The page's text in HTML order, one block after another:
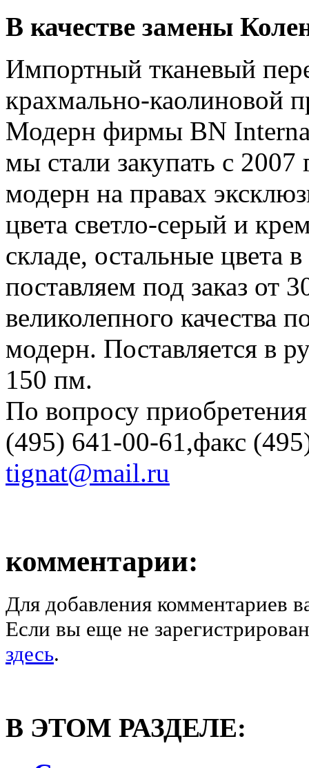
В качестве замены
Импортный тканевый
крахмально-каолиновой
Модерн фирмы BN
мы стали закупать с 2007
модерн на правах
цвета светло-серый и
складе, остальные цвета
поставляем под заказ от
великолепного качества
модерн. Поставляется в
150 пм.
По вопросу
(495) 641-00-61,факс
tignat@mail.ru
комментарии:
Для добавления комментариев
Если вы еще не
здесь.
В ЭТОМ РАЗДЕЛЕ: